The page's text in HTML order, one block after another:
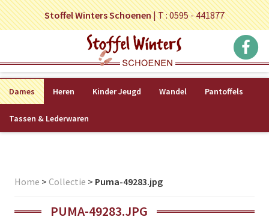
Stoffel Winters Schoenen|T : 0595 - 441877
Dames Heren Kinder Jeugd Wandel Pantoffels
Tassen & Lederwaren
Home > Collectie > Puma-49283.jpg
PUMA-49283.JPG